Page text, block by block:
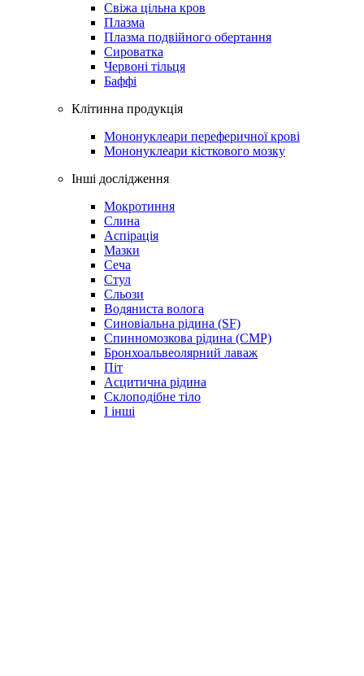
Свіжа цільна кров
Плазма
Плазма подвійного обертання
Сироватка
Червоні тільця
Баффі
Клітинна продукція
Мононуклеари переферичної крові
Мононуклеари кісткового мозку
Інші дослідження
Мокротиння
Слина
Аспірація
Мазки
Сеча
Стул
Сльози
Водяниста волога
Синовіальна рідина (SF)
Спинномозкова рідина (CMP)
Бронхоальвеолярний лаваж
Піт
Асцитична рідина
Склоподібне тіло
І інші